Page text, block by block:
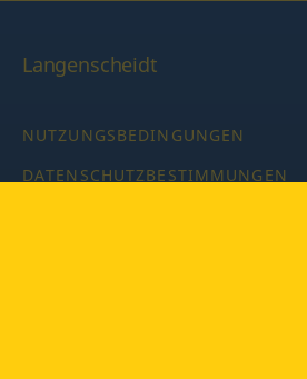
Langenscheidt
NUTZUNGSBEDINGUNGEN
DATENSCHUTZBESTIMMUNGEN